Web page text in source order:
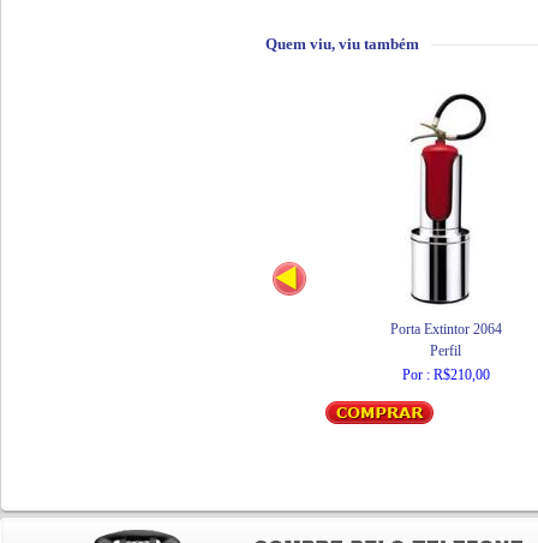
Quem viu, viu também
Porta Extintor 2064
Perfil
Por : R$210,00